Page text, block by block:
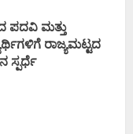
ಮತ್ತು
ರಾಜ್ಯಮಟ್ಟದ
ಸ್ಪರ್ಧೆ